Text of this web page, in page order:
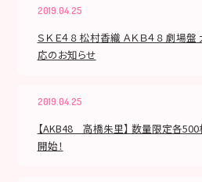
2019.04.25
ＳＫＥ４８ 松村香織 ＡＫＢ４８ 劇場
応のお知らせ
2019.04.25
【AKB48 高橋朱里】 数量限定各500
開始！